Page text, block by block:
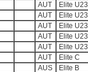
AUT Elite U23
AUT Elite U23
AUT Elite U23
AUT Elite U23
AUT Elite
AUT Elite C
AUS Elite B